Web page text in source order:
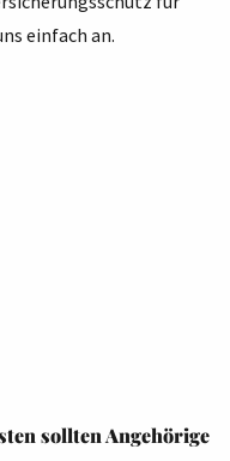
einfach an.
sollten Angehörige